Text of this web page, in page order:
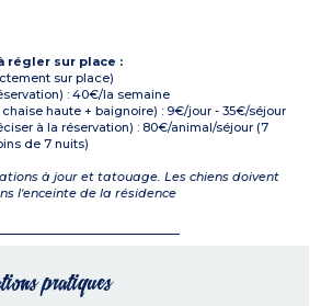
régler sur place :
sur place)
: 40€/la semaine
haute + baignoire) : 9€/jour - 35€/séjour
à la réservation) : 80€/animal/séjour (7
de 7 nuits)
à jour et tatouage. Les chiens doivent
l'enceinte de la résidence
pratiques